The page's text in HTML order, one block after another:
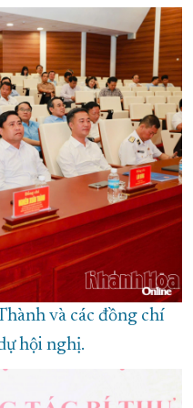
và các đồng chí
hội nghị.